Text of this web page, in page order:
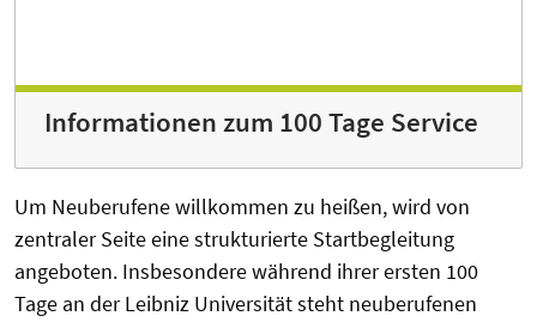
Informationen zum 100 Tage Service
Um Neuberufene willkommen zu heißen, wird von
zentraler Seite eine strukturierte Startbegleitung
angeboten. Insbesondere während ihrer ersten 100
Tage an der Leibniz Universität steht neuberufenen